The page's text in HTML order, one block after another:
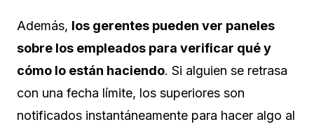
Además, los gerentes pueden ver paneles
sobre los empleados para verificar qué y
cómo lo están haciendo. Si alguien se retrasa
con una fecha límite, los superiores son
notificados instantáneamente para hacer algo al